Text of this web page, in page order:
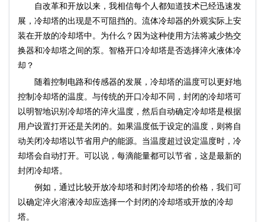
自改革和开放以来，我相信每个人都知道技术已经迅速发
展，冷却塔的出现是不可阻挡的。流体冷却器的外观实际上安
装在开放的冷却塔中。为什么？因为这种使用方法将减少热交
换器和冷却塔之间的泵。智格开口冷却塔是否选择淬火液体冷
却？
随着控制电路和传感器的发展，冷却塔的温度可以更好地
控制冷却塔的温度。与传统的开口冷却不同，封闭的冷却塔可
以明智地识别冷却塔的淬火温度，然后自动确定冷却塔是根据
用户设置打开还是关闭的。如果温度低于设定的温度，则将自
动关闭冷却塔以节省用户的能源。当温度超过设定温度时，冷
却塔会自动打开。可以说，每滴能量都可以节省，这是最新的
封闭冷却塔。
例如，通过比较开放冷却塔和封闭冷却塔的价格，我们可
以确定淬火溶液冷却应选择一个封闭的冷却塔或开放的冷却
塔。